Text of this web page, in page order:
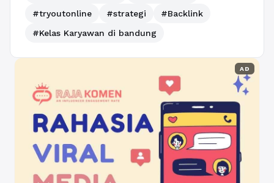
#tryoutonline
#strategi
#Backlink
#Kelas Karyawan di bandung
AD